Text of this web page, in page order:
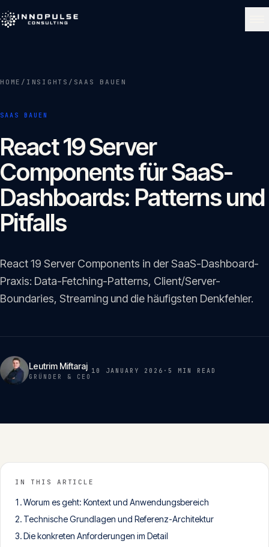
Über uns 02
Leistungen 03
Portfolio
Insights 05
Kontakt
Get in touch
HOME / INSIGHTS / SAAS BAUEN
SAAS BAUEN
React 19 Server
Components für SaaS-
Dashboards: Patterns und
Pitfalls
React 19 Server Components in der SaaS-Dashboard-
Praxis: Data-Fetching-Patterns, Client/Server-
Boundaries, Streaming und die häufigsten Denkfehler.
Leutrim Miftaraj
GRÜNDER & CEO
10 JANUARY 2026 · 5 MIN READ
IN THIS ARTICLE
Worum es geht: Kontext und Anwendungsbereich
Technische Grundlagen und Referenz-Architektur
Die konkreten Anforderungen im Detail